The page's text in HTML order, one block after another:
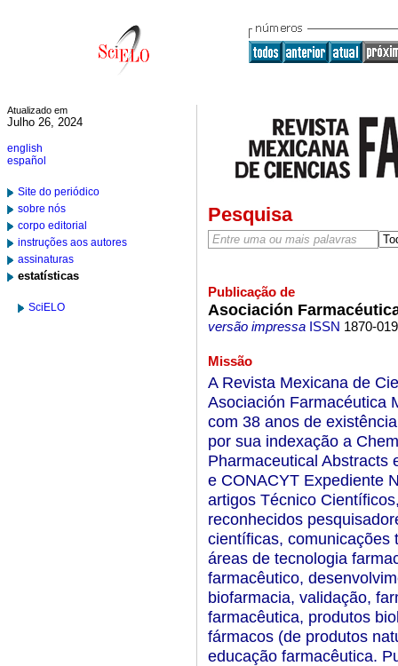
Atualizado em
Julho 26, 2024
english
español
Site do periódico
sobre nós
corpo editorial
instruções aos autores
assinaturas
estatísticas
SciELO
Pesquisa
Publicação de
Asociación
versão impressaISSN 1870-
Missão
A Revista Mexicana de
Asociación Farmacéutica
com 38 anos de
por sua indexação a
Pharmaceutical Abstracts
e CONACYT Expediente
artigos Técnico
reconhecidos
científicas, comunicações
áreas de tecnologia
farmacêutico,
biofarmacia, validação,
farmacêutica, produtos
fármacos (de produtos
educação farmacêutica.